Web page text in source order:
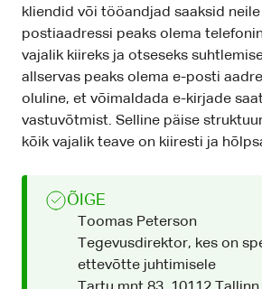
kliendid või tööandjad saaksid
postiaadressi peaks olema
vajalik kiireks ja otseseks
allservas peaks olema e-posti
oluline, et võimaldada e-kirjade
vastuvõtmist. Selline päise
kõik vajalik teave on kiiresti ja
ÕIGE
Toomas Peterson
Tegevusdirektor, kes on
ettevõtte juhtimisele